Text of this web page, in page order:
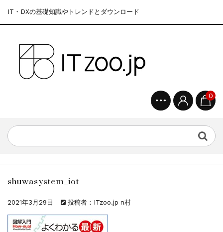
IT・DXの基礎知識やトレンドとダウンロード
0
shuwasystem_iot
2021年3月29日 投稿者：ITzoo.jp n村